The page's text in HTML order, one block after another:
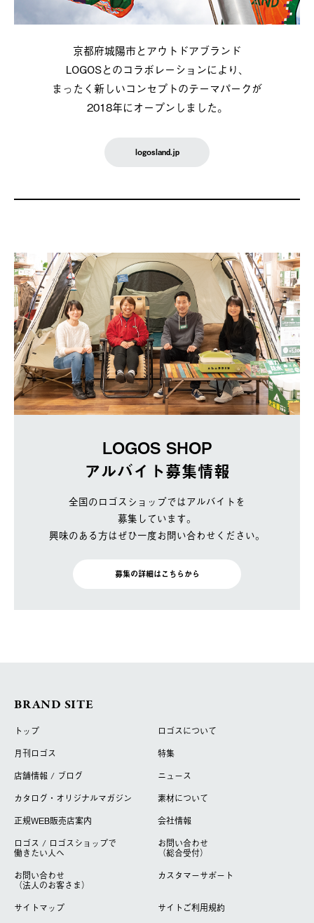
京都府城陽市とアウトドアブランド
LOGOSとのコラボレーションにより、
まったく新しいコンセプトのテーマパークが
2018年にオープンしました。
logosland.jp
LOGOS SHOP
アルバイト募集情報
全国のロゴスショップではアルバイトを
募集しています。
興味のある方はぜひ一度お問い合わせください。
募集の詳細はこちらから
BRAND SITE
トップ
ロゴスについて
月刊ロゴス
特集
店舗情報 / ブログ
ニュース
カタログ・オリジナルマガジン
素材について
正規WEB販売店案内
会社情報
ロゴス / ロゴスショップで
働きたい人へ
お問い合わせ
（総合受付）
お問い合わせ
（法人のお客さま）
カスタマーサポート
サイトマップ
サイトご利用規約